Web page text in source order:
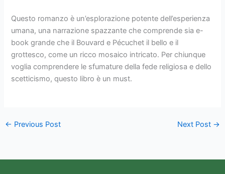
Questo romanzo è un’esplorazione potente dell’esperienza
umana, una narrazione spazzante che comprende sia e-
book grande che il Bouvard e Pécuchet il bello e il
grottesco, come un ricco mosaico intricato. Per chiunque
voglia comprendere le sfumature della fede religiosa e dello
scetticismo, questo libro è un must.
← Previous Post Next Post →